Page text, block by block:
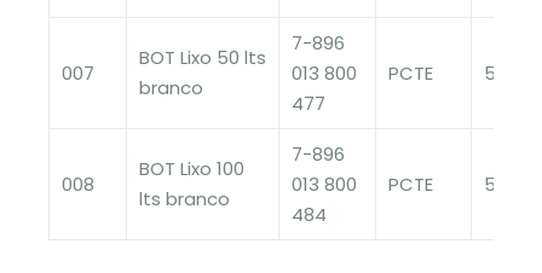
007
BOT Lixo 50 lts
branco
7-896
013 800
477
PCTE 50
008
BOT Lixo 100
lts branco
7-896
013 800
484
PCTE 50